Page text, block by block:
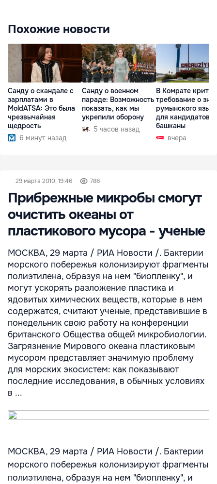
Похожие новости
Санду о скандале с
зарплатами в
MoldATSA: Это была
чрезвычайная
щедрость
6 минут назад
Санду о военном
параде: Возможность
показать, как мы
укрепили оборону
5 часов назад
В Комрате
требование о
румынского
для кандидатов в
башканы
вчера
29 марта 2010, 19:46 786
Прибрежные микробы смогут
очистить океаны от
пластикового мусора - ученые
МОСКВА, 29 марта / РИА Новости /. Бактерии
морского побережья колонизируют фрагменты
полиэтилена, образуя на нем "биопленку", и
могут ускорять разложение пластика и
ядовитых химических веществ, которые в нем
содержатся, считают ученые, представившие в
понедельник свою работу на конференции
британского Общества общей микробиологии.
Загрязнение Мирового океана пластиковым
мусором представляет значимую проблему
для морских экосистем: как показывают
последние исследования, в обычных условиях
в ...
МОСКВА, 29 марта / РИА Новости /. Бактерии
морского побережья колонизируют фрагменты
полиэтилена, образуя на нем "биопленку", и